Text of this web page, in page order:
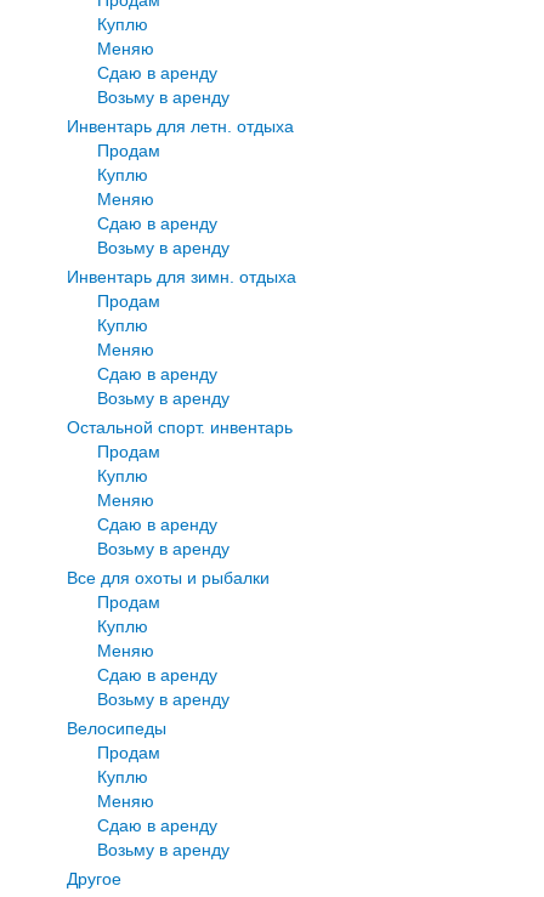
Куплю
Меняю
Сдаю в аренду
Возьму в аренду
Инвентарь для летн. отдыха
Продам
Куплю
Меняю
Сдаю в аренду
Возьму в аренду
Инвентарь для зимн. отдыха
Продам
Куплю
Меняю
Сдаю в аренду
Возьму в аренду
Остальной спорт. инвентарь
Продам
Куплю
Меняю
Сдаю в аренду
Возьму в аренду
Все для охоты и рыбалки
Продам
Куплю
Меняю
Сдаю в аренду
Возьму в аренду
Велосипеды
Продам
Куплю
Меняю
Сдаю в аренду
Возьму в аренду
Другое